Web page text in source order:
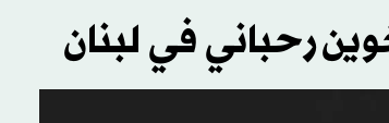
رحباني في لبنان